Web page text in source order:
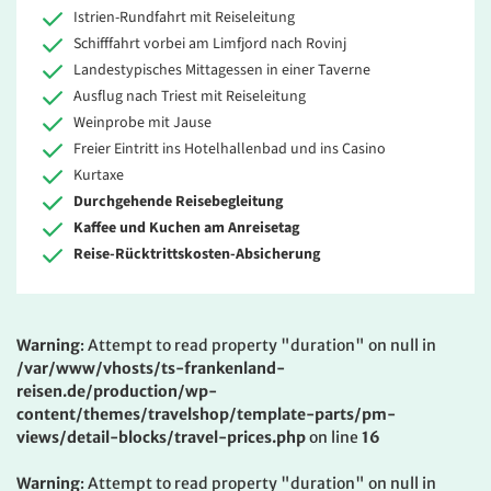
Istrien-Rundfahrt mit Reiseleitung
Schifffahrt vorbei am Limfjord nach Rovinj
Landestypisches Mittagessen in einer Taverne
Ausflug nach Triest mit Reiseleitung
Weinprobe mit Jause
Freier Eintritt ins Hotelhallenbad und ins Casino
Kurtaxe
Durchgehende Reisebegleitung
Kaffee und Kuchen am Anreisetag
Reise-Rücktrittskosten-Absicherung
Warning: Attempt to read property "duration" on null in
/var/www/vhosts/ts-frankenland-
reisen.de/production/wp-
content/themes/travelshop/template-parts/pm-
views/detail-blocks/travel-prices.phpon line 16
Warning: Attempt to read property "duration" on null in